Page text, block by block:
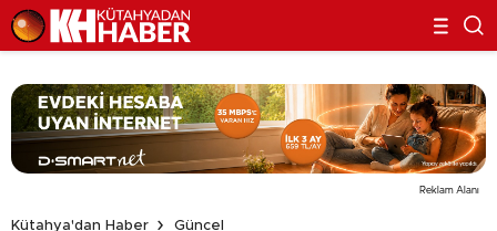
Reklam Alanı
Kütahya'dan Haber
Güncel